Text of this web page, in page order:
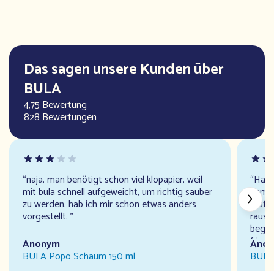
Das sagen unsere Kunden über
BULA
4,75 Bewertung
828 Bewertungen
“naja, man benötigt schon viel klopapier, weil
mit bula schnell aufgeweicht, um richtig sauber
zu werden. hab ich mir schon etwas anders
vorgestellt. ”
Anonym
BULA Popo Schaum 150 ml
Erst
raus,